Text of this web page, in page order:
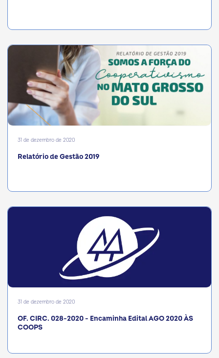
31 de dezembro de 2020
Relatório de Gestão 2019
31 de dezembro de 2020
OF. CIRC. 028-2020 - Encaminha Edital AGO 2020 ÀS
COOPS